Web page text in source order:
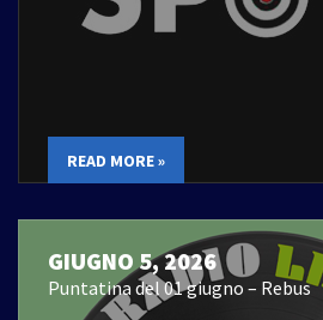
READ MORE »
GIUGNO 5, 2026
Puntatina del 01 giugno – Rebus